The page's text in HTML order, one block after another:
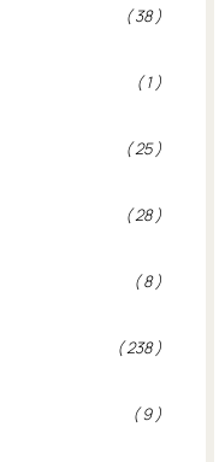
( 38 )
( 1 )
( 25 )
( 28 )
( 8 )
( 238 )
( 9 )